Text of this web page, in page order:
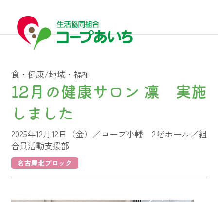
宅配
宅配
食・健康/地域・福祉
12月の健康サロン 凛 実施
しました
2025年12月12日（金）／コープ小幡 2階ホール／組
合員活動支援部
名古屋北ブロック